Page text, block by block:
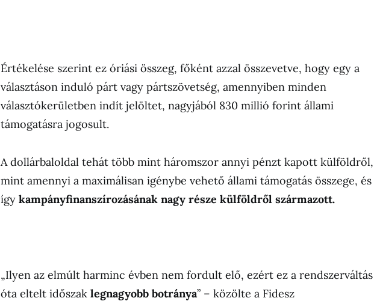
Értékelése szerint ez óriási összeg, főként azzal összevetve, hogy egy a
választáson induló párt vagy pártszövetség, amennyiben minden
választókerületben indít jelöltet, nagyjából 830 millió forint állami
támogatásra jogosult.
A dollárbaloldal tehát több mint háromszor annyi pénzt kapott külföldről,
mint amennyi a maximálisan igénybe vehető állami támogatás összege, és
így kampányfinanszírozásának nagy része külföldről származott.
„Ilyen az elmúlt harminc évben nem fordult elő, ezért ez a rendszerváltás
óta eltelt időszak legnagyobb botránya” – közölte a Fidesz